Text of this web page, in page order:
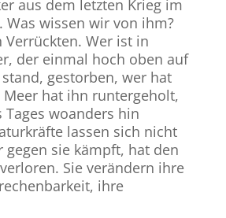
aus dem letzten Krieg im
Was wissen wir von ihm?
Verrückten. Wer ist in
der einmal hoch oben auf
gestorben, wer hat
Meer hat ihn runtergeholt,
woanders hin
lassen sich nicht
gegen sie kämpft, hat den
Sie verändern ihre
ihre